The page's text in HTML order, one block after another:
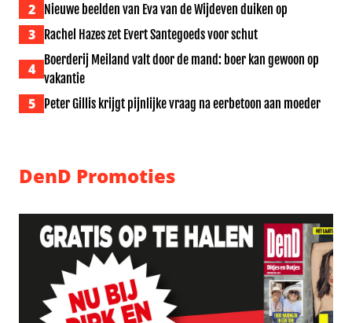
2 Nieuwe beelden van Eva van de Wijdeven duiken op
3 Rachel Hazes zet Evert Santegoeds voor schut
4
Boerderij Meiland valt door de mand: boer kan gewoon op
vakantie
5 Peter Gillis krijgt pijnlijke vraag na eerbetoon aan moeder
DenD Promoties